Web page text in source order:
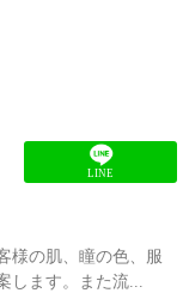
LINE
様の肌、瞳の色、服
します。また流...